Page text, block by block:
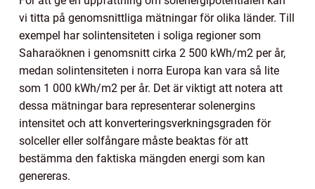
vi titta på genomsnittliga mätningar för olika länder. Till
exempel har solintensiteten i soliga regioner som
Saharaöknen i genomsnitt cirka 2 500 kWh/m2 per år,
medan solintensiteten i norra Europa kan vara så lite
som 1 000 kWh/m2 per år. Det är viktigt att notera att
dessa mätningar bara representerar solenergins
intensitet och att konverteringsverkningsgraden för
solceller eller solfångare måste beaktas för att
bestämma den faktiska mängden energi som kan
genereras.